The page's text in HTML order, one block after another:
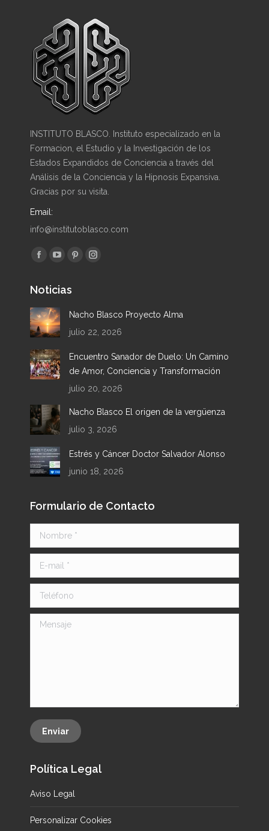
INSTITUTO BLASCO. Instituto especializado en la
Formacion, el Estudio y la Investigación de los
Estados Expandidos de Conciencia a través del
Análisis de la Conciencia y la Hipnosis Expansiva.
Gracias por su visita.
Email:
info@institutoblasco.com
Encuéntranos en:
Facebook
opens
in
new
window
YouTube
opens
in
new
window
Pinterest
window
Instagram
window
Noticias
Nacho Blasco Proyecto Alma
julio 22, 2026
Encuentro Sanador de Duelo: Un Camino
de Amor, Conciencia y Transformación
julio 20, 2026
Nacho Blasco El origen de la vergüenza
julio 3, 2026
Estrés y Cáncer Doctor Salvador Alonso
junio 18, 2026
Formulario de Contacto
Nombre *
E-mail *
Teléfono
Mensaje
Enviar
Política Legal
Aviso Legal
Personalizar Cookies